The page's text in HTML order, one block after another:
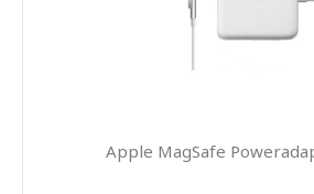
Apple MagSafe